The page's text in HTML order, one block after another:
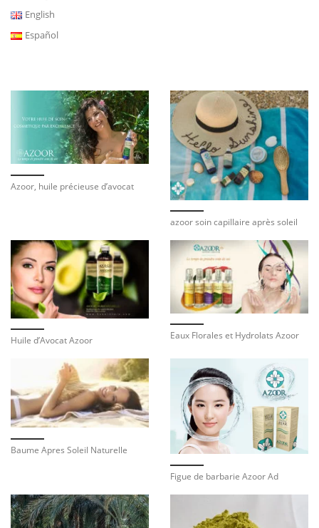
English
Español
Azoor, huile précieuse d’avocat
azoor soin capillaire après soleil
Huile d’Avocat Azoor Eaux Florales et Hydrolats Azoor
Baume Apres Soleil Naturelle
Figue de barbarie Azoor Ad